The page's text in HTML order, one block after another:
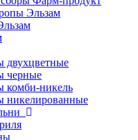
Эльзам
двухцветные
черные
комби-никель
никелированные